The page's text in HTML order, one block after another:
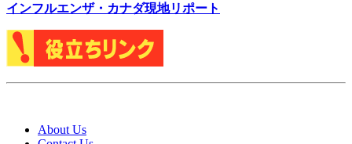
インフルエンザ・カナダ現地リポート
About Us